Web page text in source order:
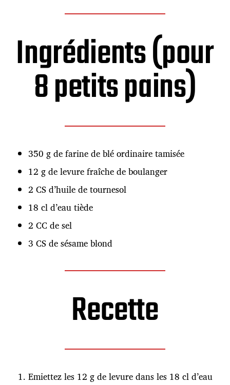
aIngrédients (pour
8 petits pains)
350 g de farine de blé ordinaire tamisée
12 g de levure fraîche de boulanger
2 CS d’huile de tournesol
18 cl d’eau tiède
2 CC de sel
3 CS de sésame blond
Recette
Emiettez les 12 g de levure dans les 18 cl d’eau